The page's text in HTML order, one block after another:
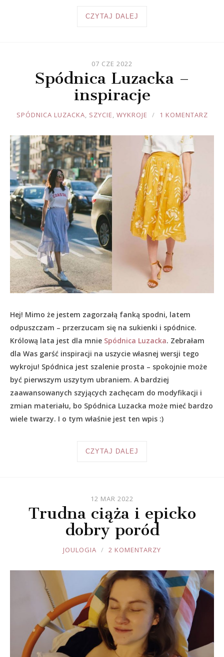
CZYTAJ DALEJ
07 CZE 2022
Spódnica Luzacka –
inspiracje
JOULE
SPÓDNICA LUZACKA, SZYCIE, WYKROJE 1 KOMENTARZ
Hej! Mimo że jestem zagorzałą fanką spodni, latem
odpuszczam – przerzucam się na sukienki i spódnice.
Królową lata jest dla mnie Spódnica Luzacka. Zebrałam
dla Was garść inspiracji na uszycie własnej wersji tego
wykroju! Spódnica jest szalenie prosta – spokojnie może
być pierwszym uszytym ubraniem. A bardziej
zaawansowanych szyjących zachęcam do modyfikacji i
zmian materiału, bo Spódnica Luzacka może mieć bardzo
wiele twarzy. I o tym właśnie jest ten wpis :)
CZYTAJ DALEJ
12 MAR 2022
Trudna ciąża i epicko
dobry poród
JOULE
JOULOGIA 2 KOMENTARZY